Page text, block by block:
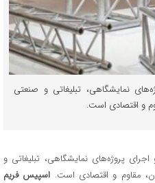
نمایشگاهی، تبلیغاتی و صنعتی
و اقتصادی است.
پروژه‌های نمایشگاهی، تبلیغاتی و
مقاوم و اقتصادی است. اسپیس فریم